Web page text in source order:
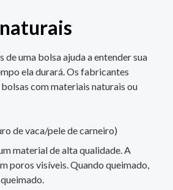
de uma bolsa ajuda a entender sua
ela durará. Os fabricantes
com materiais naturais ou
de vaca/pele de carneiro)
material de alta qualidade. A
poros visíveis. Quando queimado,